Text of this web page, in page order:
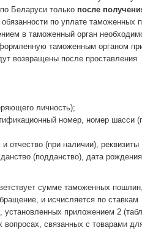
Беларуси только после
по уплате таможенных
в таможенный орган
таможенным органом
возвращены после проставления
личность);
номер, номер шасси
отчество (при наличии), реквизиты
(подданство), дата
сумме таможенных пошлин,
и исчисляется по ставкам
приложением 2
связанных с товарами